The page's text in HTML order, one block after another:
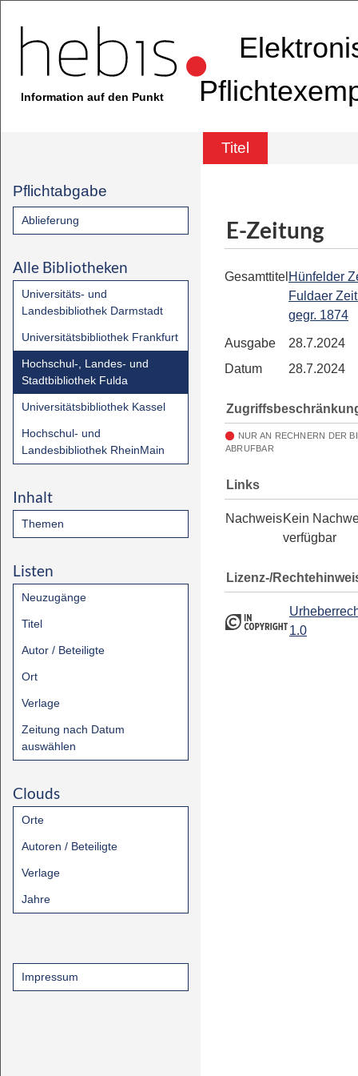
Information auf den Punkt
Titel
Pflichtabgabe
Ablieferung
Alle Bibliotheken
Universitäts- und
Landesbibliothek Darmstadt
Universitätsbibliothek Frankfurt
Hochschul-, Landes- und
Stadtbibliothek Fulda
Universitätsbibliothek Kassel
Hochschul- und
Landesbibliothek RheinMain
Inhalt
Themen
Listen
Neuzugänge
Titel
Autor / Beteiligte
Ort
Verlage
Zeitung nach Datum
auswählen
Clouds
Orte
Autoren / Beteiligte
Verlage
Jahre
Impressum
E-Zeitung
Gesamttitel Hünfelder
Fuldaer
gegr. 1874
Ausgabe
28.7.2024
Datum
28.7.2024
NUR AN RECHNERN DER
ABRUFBAR
Links
NachweisKein
verfügbar
Lizenz-/
1.0